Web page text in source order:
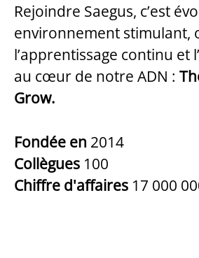
Rejoindre Saegus, c’est
environnement stimulant,
l’apprentissage continu et
au cœur de notre ADN :
Grow.
Fondée en 2014
Collègues 100
Chiffre d'affaires 17 000